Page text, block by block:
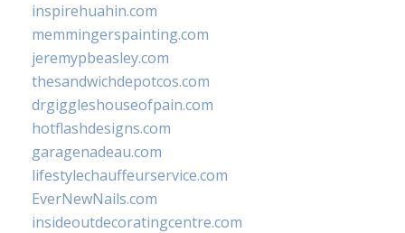
inspirehuahin.com
memmingerspainting.com
jeremypbeasley.com
thesandwichdepotcos.com
drgiggleshouseofpain.com
hotflashdesigns.com
garagenadeau.com
lifestylechauffeurservice.com
EverNewNails.com
insideoutdecoratingcentre.com